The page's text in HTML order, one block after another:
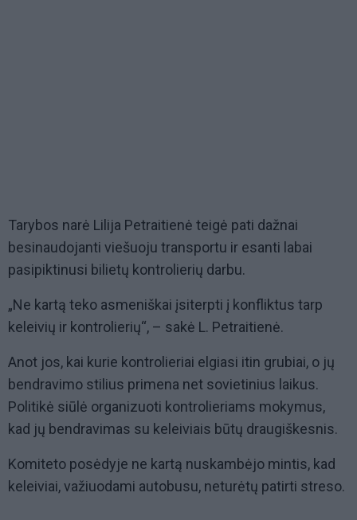
Tarybos narė Lilija Petraitienė teigė pati dažnai
besinaudojanti viešuoju transportu ir esanti labai
pasipiktinusi bilietų kontrolierių darbu.
„Ne kartą teko asmeniškai įsiterpti į konfliktus tarp
keleivių ir kontrolierių“, – sakė L. Petraitienė.
Anot jos, kai kurie kontrolieriai elgiasi itin grubiai, o jų
bendravimo stilius primena net sovietinius laikus.
Politikė siūlė organizuoti kontrolieriams mokymus,
kad jų bendravimas su keleiviais būtų draugiškesnis.
Komiteto posėdyje ne kartą nuskambėjo mintis, kad
keleiviai, važiuodami autobusu, neturėtų patirti streso.